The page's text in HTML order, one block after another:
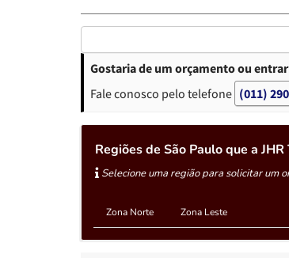
Gostaria de um orçamento ou
Fale conosco pelo telefone (011)
Regiões de São Paulo que a
Selecione uma região para solicitar um
Zona Norte Zona Leste